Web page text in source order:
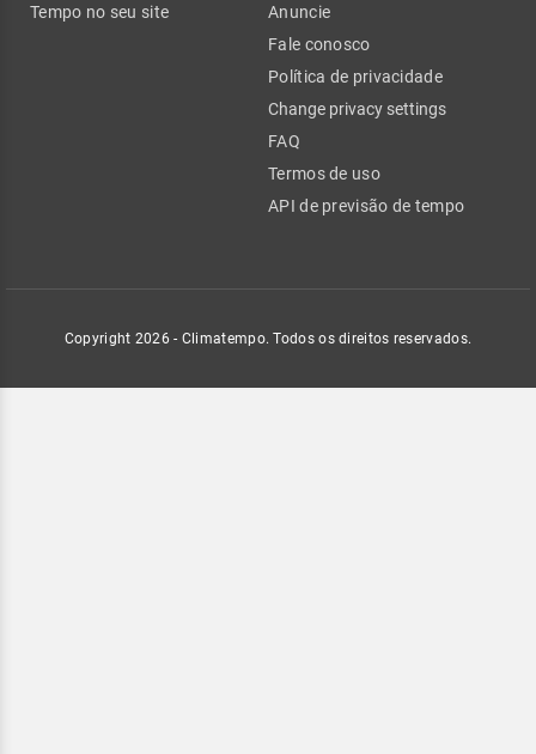
Tempo no seu site
Anuncie
Fale conosco
Política de privacidade
Change privacy settings
FAQ
Termos de uso
API de previsão de tempo
Copyright 2026 - Climatempo. Todos os direitos reservados.